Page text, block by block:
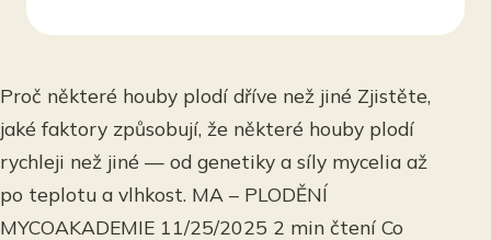
Proč některé houby plodí dříve než jiné Zjistěte,
jaké faktory způsobují, že některé houby plodí
rychleji než jiné — od genetiky a síly mycelia až
po teplotu a vlhkost. MA – PLODĚNÍ
MYCOAKADEMIE 11/25/2025 2 min čtení Co